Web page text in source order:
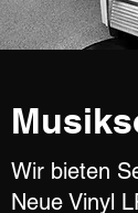
Wir bieten
Neue Vinyl